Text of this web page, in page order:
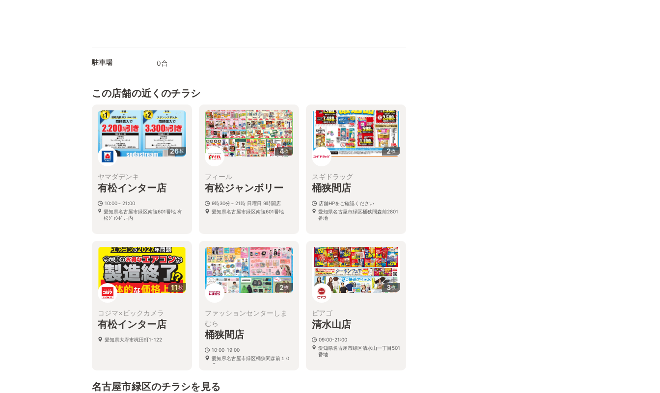
駐車場 0台
この店舗の近くのチラシ
26枚
ヤマダデンキ
有松インター店
10:00～21:00
愛知県名古屋市緑区南陵601番地 有
松ｼﾞｬﾝﾎﾞﾘｰ内
4枚
フィール
有松ジャンボリー
9時30分～21時 日曜日 9時開店
愛知県名古屋市緑区南陵601番地
2枚
スギドラッグ
桶狭間店
店舗HPをご確認ください
愛知県名古屋市緑区桶狭間森前2801
番地
11枚
コジマ×ビックカメラ
有松インター店
愛知県大府市梶田町1-122
2枚
ファッションセンターしま
むら
桶狭間店
10:00-19:00
愛知県名古屋市緑区桶狭間森前１０
３
3枚
ピアゴ
清水山店
09:00-21:00
愛知県名古屋市緑区清水山一丁目501
番地
名古屋市緑区のチラシを見る